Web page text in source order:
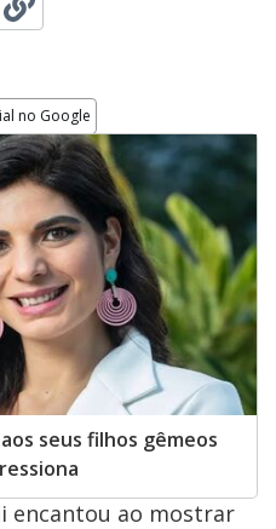
no Google
seus filhos gêmeos
encantou ao mostrar